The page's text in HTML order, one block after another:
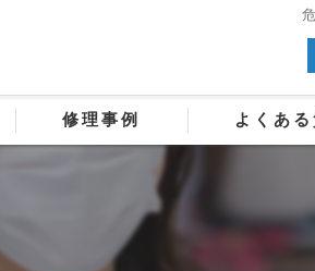
修理事例 よくあ